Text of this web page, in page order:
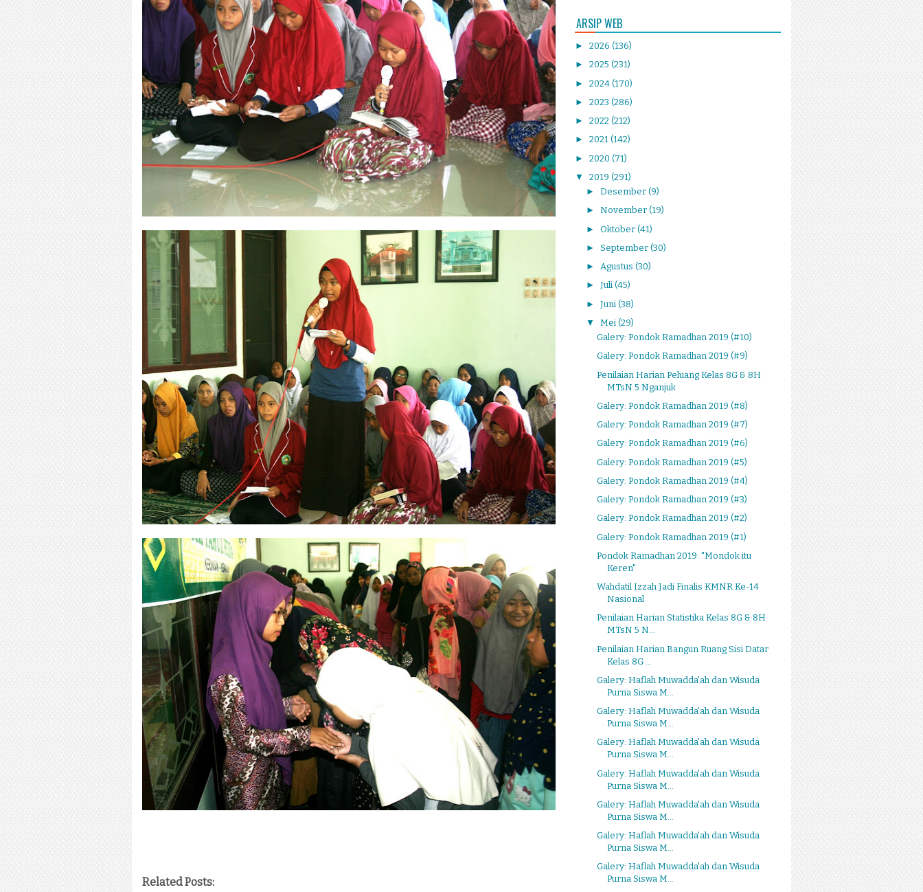
Related Posts:
ARSIP WEB
► 2026 (136)
► 2025 (231)
► 2024 (170)
► 2023 (286)
► 2022 (212)
► 2021 (142)
► 2020 (71)
▼ 2019 (291)
► Desember (9)
► November (19)
► Oktober (41)
► September (30)
► Agustus (30)
► Juli (45)
► Juni (38)
▼ Mei (29)
Galery: Pondok Ramadhan 2019 (#10)
Galery: Pondok Ramadhan 2019 (#9)
Penilaian Harian Peluang Kelas 8G & 8H
MTsN 5 Nganjuk
Galery: Pondok Ramadhan 2019 (#8)
Galery: Pondok Ramadhan 2019 (#7)
Galery: Pondok Ramadhan 2019 (#6)
Galery: Pondok Ramadhan 2019 (#5)
Galery: Pondok Ramadhan 2019 (#4)
Galery: Pondok Ramadhan 2019 (#3)
Galery: Pondok Ramadhan 2019 (#2)
Galery: Pondok Ramadhan 2019 (#1)
Pondok Ramadhan 2019: "Mondok itu
Keren"
Wahdatil Izzah Jadi Finalis KMNR Ke-14
Nasional
Penilaian Harian Statistika Kelas 8G & 8H
MTsN 5 N...
Penilaian Harian Bangun Ruang Sisi Datar
Kelas 8G ...
Galery: Haflah Muwadda'ah dan Wisuda
Purna Siswa M...
Galery: Haflah Muwadda'ah dan Wisuda
Purna Siswa M...
Galery: Haflah Muwadda'ah dan Wisuda
Purna Siswa M...
Galery: Haflah Muwadda'ah dan Wisuda
Purna Siswa M...
Galery: Haflah Muwadda'ah dan Wisuda
Purna Siswa M...
Galery: Haflah Muwadda'ah dan Wisuda
Purna Siswa M...
Galery: Haflah Muwadda'ah dan Wisuda
Purna Siswa M...